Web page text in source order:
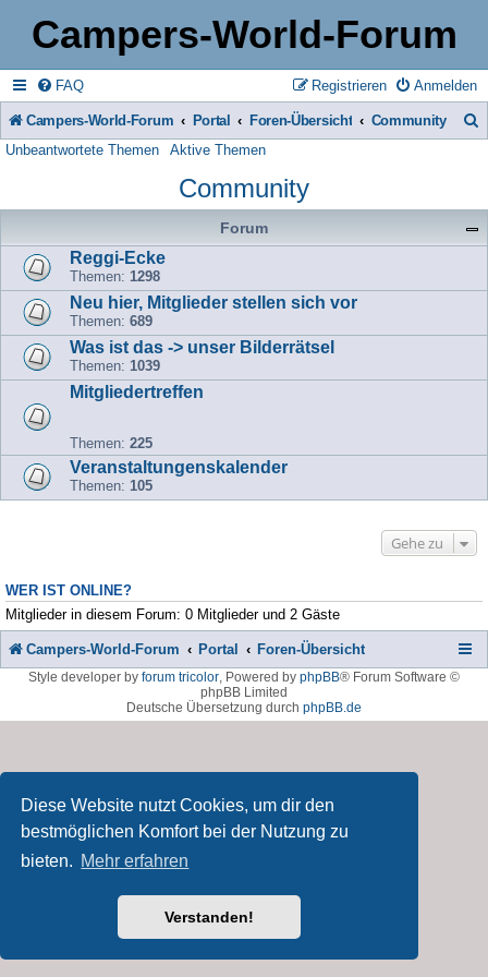
Diese Website nutzt Cookies, um dir den
bestmöglichen Komfort bei der Nutzung zu
bieten. Mehr erfahren
Verstanden!
Campers-World-Forum
FAQ Anmelden
Registrieren
Campers-World-Forum Portal Foren-Übersicht Community
h
e
Unbeantwortete Themen Aktive Themen
Community
Forum
Reggi-Ecke
Themen: 1298
Neu hier, Mitglieder stellen sich vor
Themen: 689
Was ist das -> unser Bilderrätsel
Themen: 1039
Mitgliedertreffen
Themen: 225
Veranstaltungenskalender
Themen: 105
Gehe zu
WER IST ONLINE?
Mitglieder in diesem Forum: 0 Mitglieder und 2 Gäste
Campers-World-Forum Portal Foren-Übersicht
Style developer by forum tricolor, Powered by phpBB® Forum Software ©
phpBB Limited
Deutsche Übersetzung durch phpBB.de